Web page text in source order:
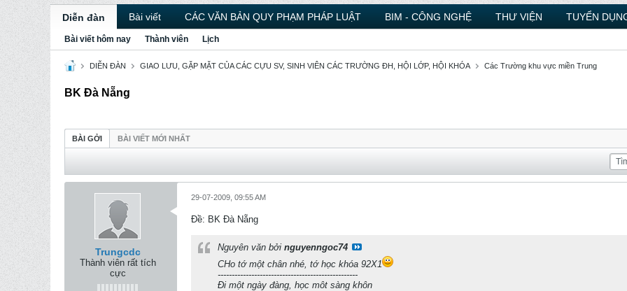
Diễn đàn Bài viết CÁC VĂN BẢN QUY PHẠM PHÁP LUẬT BIM - CÔNG NGHỆ THƯ VIỆN TUYỂN
Bài viết hôm nay Thành viên Lịch
DIỄN ĐÀN GIAO LƯU, GẶP MẶT CỦA CÁC CỰU SV, SINH VIÊN CÁC TRƯỜNG ĐH, HỘI LỚP, HỘI KHÓA Các Trường khu vực miền Trung
BK Đà Nẵng
BÀI GỞI BÀI VIẾT MỚI NHẤT
Trungcdc
Thành viên rất tích
cực
29-07-2009, 09:55 AM
Ðề: BK Đà Nẵng
Nguyên văn bởi nguyenngoc74
CHo tớ một chân nhé, tớ học khóa 92X1
--------------------------------------------------
Đi một ngày đàng, học môt sàng khôn